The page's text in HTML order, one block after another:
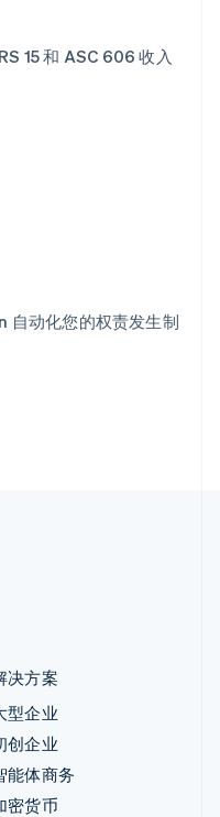
15 和 ASC 606 收入
动化您的权责发生制
决方案
型企业
创企业
能体商务
密货币